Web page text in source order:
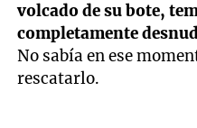
volcado de su bote,
completamente
No sabía en ese
rescatarlo.